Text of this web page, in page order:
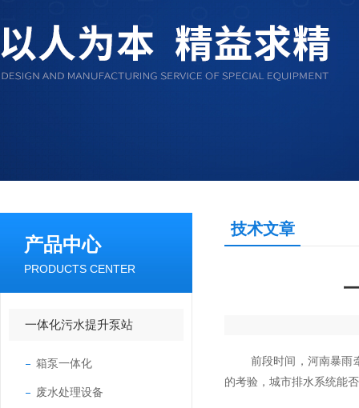
产品中心
PRODUCTS CENTER
一体化污水提升泵站
箱泵一体化
废水处理设备
技术文章
前段时间，河南暴雨牵
的考验，城市排水系统能